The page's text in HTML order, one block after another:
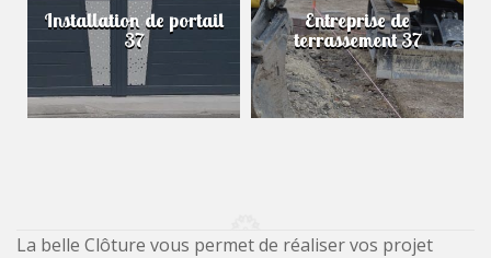
Installation de portail
37
Entreprise de
terrassement 37
La belle Clôture vous permet de réaliser vos projet